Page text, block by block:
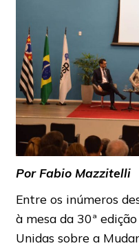
Por Fabio Mazzitelli
Entre os inúmeros
à mesa da 30ª
Unidas sobre a